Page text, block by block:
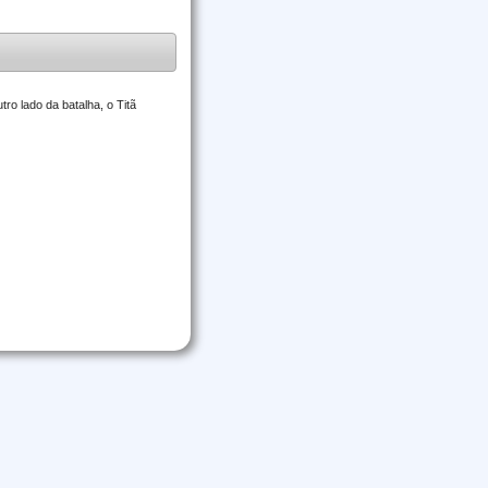
lado da batalha, o Titã